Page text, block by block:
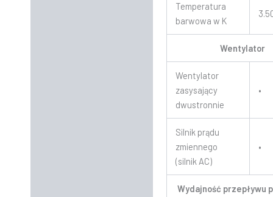
Temperatura
barwowa w K
Wentylator
Wentylator
zasysający
dwustronnie
•
Silnik prądu
zmiennego
(silnik AC)
•
Wydajność przepływu